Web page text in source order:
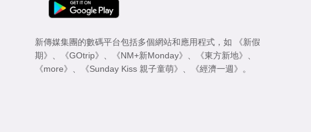
新傳媒集團的數碼平台包括多個網站和應用程式，如
《新假
期》
《GOtrip》 《NM+新Monday》 《東方新地》
《more》
《Sunday Kiss 親子童萌》 《經濟一週》 。